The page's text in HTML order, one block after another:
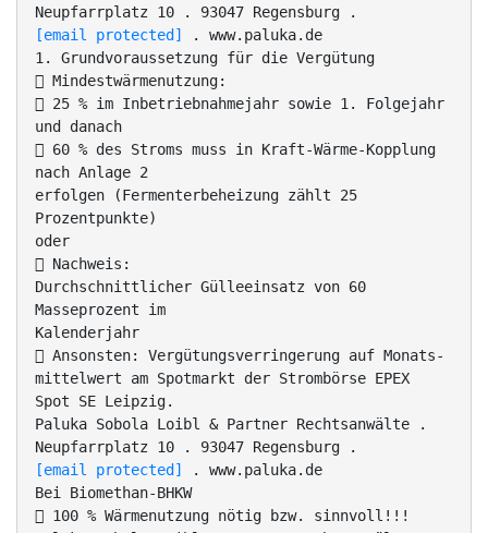
Neupfarrplatz 10 . 93047 Regensburg .
[email protected]
. www.paluka.de
1. Grundvoraussetzung für die Vergütung
 Mindestwärmenutzung:
 25 % im Inbetriebnahmejahr sowie 1. Folgejahr
und danach
 60 % des Stroms muss in Kraft-Wärme-Kopplung
nach Anlage 2
erfolgen (Fermenterbeheizung zählt 25
Prozentpunkte)
oder
 Nachweis:
Durchschnittlicher Gülleeinsatz von 60
Masseprozent im
Kalenderjahr
 Ansonsten: Vergütungsverringerung auf Monats-
mittelwert am Spotmarkt der Strombörse EPEX
Spot SE Leipzig.
Paluka Sobola Loibl & Partner Rechtsanwälte .
Neupfarrplatz 10 . 93047 Regensburg .
[email protected]
. www.paluka.de
Bei Biomethan-BHKW
 100 % Wärmenutzung nötig bzw. sinnvoll!!!